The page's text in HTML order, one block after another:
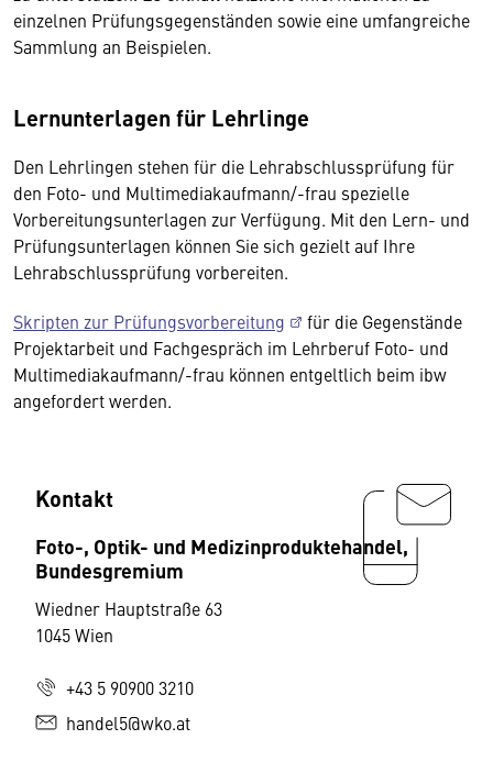
einzelnen Prüfungsgegenständen sowie eine umfangreiche
Sammlung an Beispielen.
Lernunterlagen für Lehrlinge
Den Lehrlingen stehen für die Lehrabschlussprüfung für
den Foto- und Multimediakaufmann/-frau spezielle
Vorbereitungsunterlagen zur Verfügung. Mit den Lern- und
Prüfungsunterlagen können Sie sich gezielt auf Ihre
Lehrabschlussprüfung vorbereiten.
Skripten zur Prüfungsvorbereitung
für die Gegenstände
Projektarbeit und Fachgespräch im Lehrberuf Foto- und
Multimediakaufmann/-frau können entgeltlich beim ibw
angefordert werden.
Kontakt
Foto-, Optik- und Medizinproduktehandel,
Bundesgremium
Wiedner Hauptstraße 63
1045 Wien
+43 5 90900 3210
handel5@wko.at